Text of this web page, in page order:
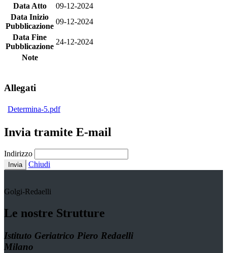
Data Atto
09-12-2024
Data Inizio
Pubblicazione
09-12-2024
Data Fine
Pubblicazione
24-12-2024
Note
Allegati
Determina-5.pdf
Invia tramite E-mail
Indirizzo
Invia Chiudi
Golgi-Redaelli
Le nostre Strutture
Istituto Geriatrico Piero Redaelli
Milano